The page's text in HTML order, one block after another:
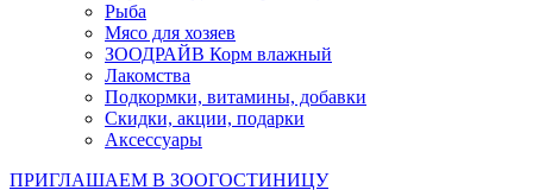
Рыба
Мясо для хозяев
ЗООДРАЙВ Корм влажный
Лакомства
Подкормки, витамины, добавки
Скидки, акции, подарки
Аксессуары
ПРИГЛАШАЕМ В ЗООГОСТИНИЦУ